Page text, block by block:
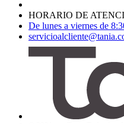
HORARIO DE
De lunes a viernes de